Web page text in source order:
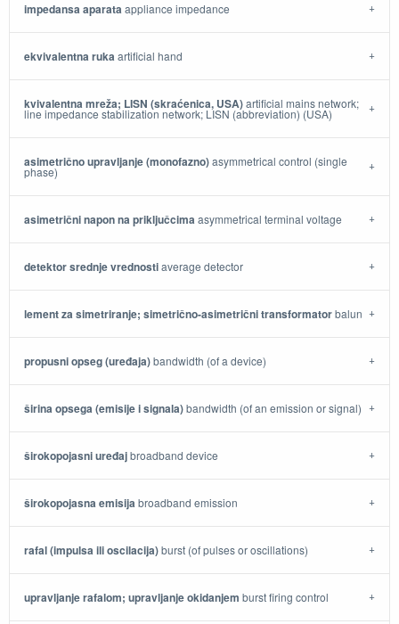
impedansa aparataappliance impedance
ekvivalentna rukaartificial hand
kvivalentna mreža; LISN (skraćenica, USA)artificial mains network;
line impedance stabilization network; LISN (abbreviation) (USA)
asimetrično upravljanje (monofazno)asymmetrical control (single
phase)
asimetrični napon na priključcimaasymmetrical terminal voltage
detektor srednje vrednostiaverage detector
lement za simetriranje; simetrično-asimetrični transformatorbalun
propusni opseg (uređaja)bandwidth (of a device)
širina opsega (emisije i signala)bandwidth (of an emission or signal)
širokopojasni uređajbroadband device
širokopojasna emisijabroadband emission
rafal (impulsa ili oscilacija)burst (of pulses or oscillations)
upravljanje rafalom; upravljanje okidanjem burst firing control